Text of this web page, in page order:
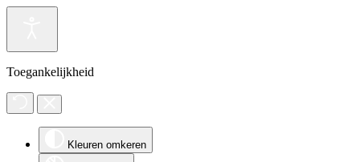
Toegankelijkheid
Kleuren omkeren